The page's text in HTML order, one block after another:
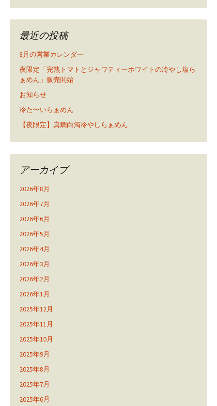
最近の投稿
8月の営業カレンダー
夜限定「完熟トマトとジャワティーホワイトの冷やし塩ら
ぁめん」販売開始
お知らせ
冷た〜いらぁめん
【夜限定】真鯛白濁冷やしらぁめん
アーカイブ
2026年8月
2026年7月
2026年6月
2026年5月
2026年4月
2026年3月
2026年2月
2026年1月
2025年12月
2025年11月
2025年10月
2025年9月
2025年8月
2025年7月
2025年6月